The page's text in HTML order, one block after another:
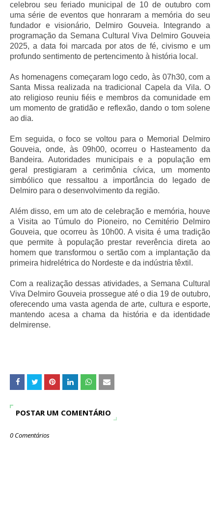
celebrou seu feriado municipal de 10 de outubro com
uma série de eventos que honraram a memória do seu
fundador e visionário, Delmiro Gouveia. Integrando a
programação da Semana Cultural Viva Delmiro Gouveia
2025, a data foi marcada por atos de fé, civismo e um
profundo sentimento de pertencimento à história local.
As homenagens começaram logo cedo, às 07h30, com a
Santa Missa realizada na tradicional Capela da Vila. O
ato religioso reuniu fiéis e membros da comunidade em
um momento de gratidão e reflexão, dando o tom solene
ao dia.
Em seguida, o foco se voltou para o Memorial Delmiro
Gouveia, onde, às 09h00, ocorreu o Hasteamento da
Bandeira. Autoridades municipais e a população em
geral prestigiaram a cerimônia cívica, um momento
simbólico que ressaltou a importância do legado de
Delmiro para o desenvolvimento da região.
Além disso, em um ato de celebração e memória, houve
a Visita ao Túmulo do Pioneiro, no Cemitério Delmiro
Gouveia, que ocorreu às 10h00. A visita é uma tradição
que permite à população prestar reverência direta ao
homem que transformou o sertão com a implantação da
primeira hidrelétrica do Nordeste e da indústria têxtil.
Com a realização dessas atividades, a Semana Cultural
Viva Delmiro Gouveia prossegue até o dia 19 de outubro,
oferecendo uma vasta agenda de arte, cultura e esporte,
mantendo acesa a chama da história e da identidade
delmirense.
POSTAR UM COMENTÁRIO
0 Comentários